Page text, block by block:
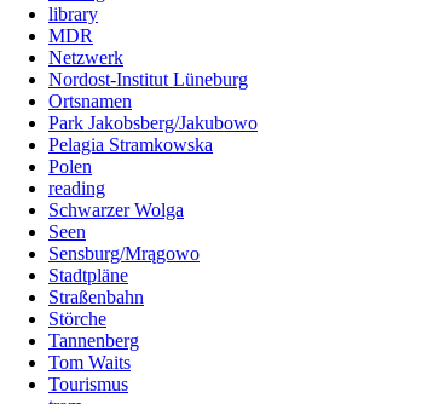
library
MDR
Netzwerk
Nordost-Institut Lüneburg
Ortsnamen
Park Jakobsberg/Jakubowo
Pelagia Stramkowska
Polen
reading
Schwarzer Wolga
Seen
Sensburg/Mrągowo
Stadtpläne
Straßenbahn
Störche
Tannenberg
Tom Waits
Tourismus